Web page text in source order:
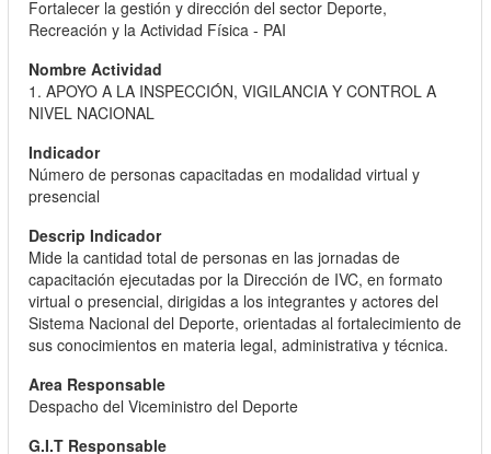
Fortalecer la gestión y dirección del sector Deporte,
Recreación y la Actividad Física - PAI
1. APOYO A LA INSPECCIÓN, VIGILANCIA Y CONTROL A
NIVEL NACIONAL
Número de personas capacitadas en modalidad virtual y
presencial
Mide la cantidad total de personas en las jornadas de
capacitación ejecutadas por la Dirección de IVC, en formato
virtual o presencial, dirigidas a los integrantes y actores del
Sistema Nacional del Deporte, orientadas al fortalecimiento de
sus conocimientos en materia legal, administrativa y técnica.
Despacho del Viceministro del Deporte